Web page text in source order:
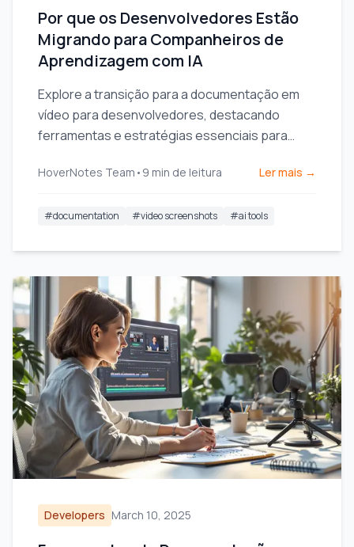
Por que os Desenvolvedores Estão
Migrando para Companheiros de
Aprendizagem com IA
Explore a transição para a documentação em
vídeo para desenvolvedores, destacando
ferramentas e estratégias essenciais para
conhecimento e a eficiência da equipe.
HoverNotes Team • 9 min de leitura Ler mais →
#documentation #video screenshots #ai tools
Developers March 10, 2025